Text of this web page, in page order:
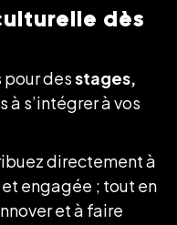
dès
desstages,
à s’intégrer à vos
directement à
engagée ; tout en
et à faire